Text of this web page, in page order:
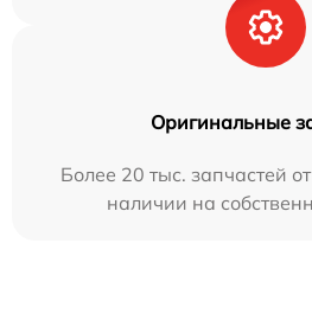
Оригинальные
Более 20 тыс. запчастей
наличии на